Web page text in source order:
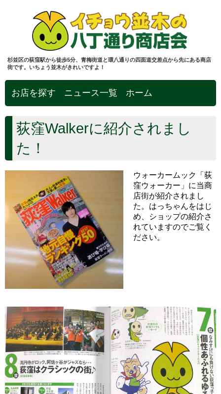
杉並区の荻窪駅から徒歩5分、青梅街道と環八通りの四面道交差点から先にある商店
街です。いちょう並木がきれいですよ！
お店を探す ニュース一覧 ホーム
荻窪Walkerに紹介されまし
た！
ウォーカームック「荻
窪ウォーカー」に当商
店街が紹介されまし
た。はっちゃんをはじ
め、ショップの紹介さ
れていますのでご覧く
ださい。